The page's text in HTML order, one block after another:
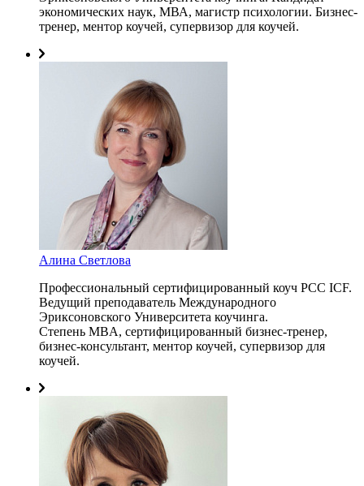
экономических наук, МВА, магистр психологии. Бизнес-
тренер, ментор коучей, супервизор для коучей.
Алина Светлова
Профессиональный сертифицированный коуч PCC ICF.
Ведущий преподаватель Международного
Эриксоновского Университета коучинга.
Степень MBA, сертифицированный бизнес-тренер,
бизнес-консультант, ментор коучей, супервизор для
коучей.